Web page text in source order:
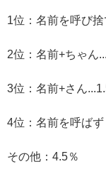
1位：名前を呼び捨
2位：名前+ちゃん
3位：名前+さん
4位：名前を呼ば
その他：4.5％